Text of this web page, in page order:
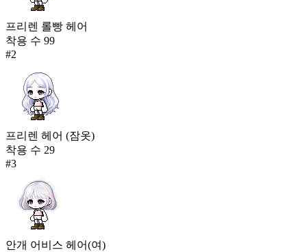
꽃구름 너울
485
131
별하늘 꽃술
듄켈 슈즈
475
프리렌 롤빵 헤어
착용 수 99
#2
프리렌 헤어 (잠옷)
착용 수 29
#3
안개 어비스 헤어(여)